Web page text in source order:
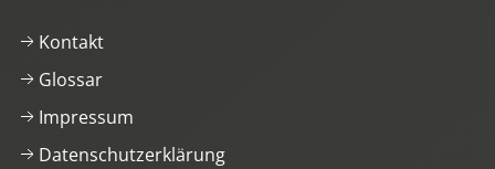
Kontakt
Glossar
Impressum
Datenschutzerklärung